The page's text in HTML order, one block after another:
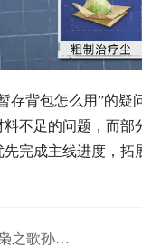
存背包怎么用”的
不足的问题，而
完成主线进度，
三国志幻想大陆2枭之歌孙策强度解析 三幻2枭之歌孙策实战表现与阵容搭配分析